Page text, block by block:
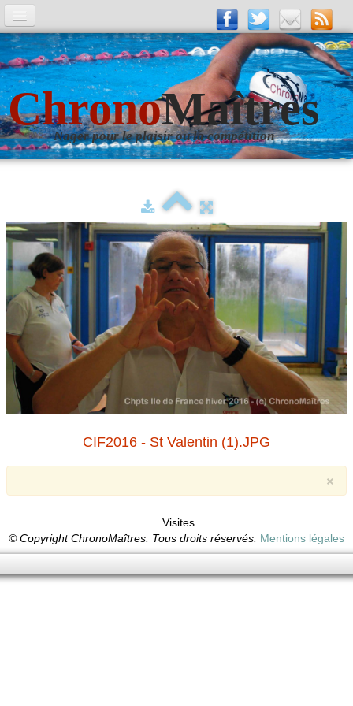
A la Une
Entrainements
La revue
Les numéros
Photos▼
Evènements
Livre d'Or
ChronoMaîtres
Nager pour le plaisir ou la compétition
CIF2016 - St Valentin (1).JPG
×
Visites
© Copyright ChronoMaîtres. Tous droits réservés. Mentions légales